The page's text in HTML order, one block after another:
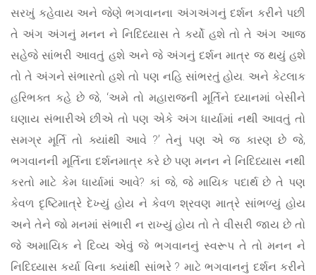
સરખું કહેવાય અને જેણે ભગવાનના અંગઅંગનું દર્શન કરીને પછી
તે અંગ અંગનું મનન ને નિદિધ્યાસ તે કર્યો હશે તો તે અંગ આજ
સહેજે સાંભરી આવતું હશે અને જે અંગનું દર્શન માત્ર જ થયું હશે
તો તે અંગને સંભારતો હશે તો પણ નહિ સાંભરતું હોય. અને કેટલાક
હરિભક્ત કહે છે જે, ‘અમે તો મહારાજની મૂર્તિને ધ્યાનમાં બેસીને
ઘણાય સંભારીએ છીએ તો પણ એકે અંગ ધાર્યામાં નથી આવતું તો
સમગ્ર મૂર્તિ તો ક્યાંથી આવે ?’ તેનું પણ એ જ કારણ છે જે,
ભગવાનની મૂર્તિના દર્શનમાત્ર કરે છે પણ મનન ને નિદિધ્યાસ નથી
કરતો માટે કેમ ધાર્યામાં આવે? કાં જે, જે માયિક પદાર્થ છે તે પણ
કેવળ દૃષ્ટિમાત્રે દેખ્યું હોય ને કેવળ શ્રવણ માત્રે સાંભળ્યું હોય
અને તેને જો મનમાં સંભારી ન રાખ્યું હોય તો તે વીસરી જાય છે તો
જે અમાયિક ને દિવ્ય એવું જે ભગવાનનું સ્વરૂપ તે તો મનન ને
નિદિધ્યાસ કર્યા વિના ક્યાંથી સાંભરે ? માટે ભગવાનનું દર્શન કરીને